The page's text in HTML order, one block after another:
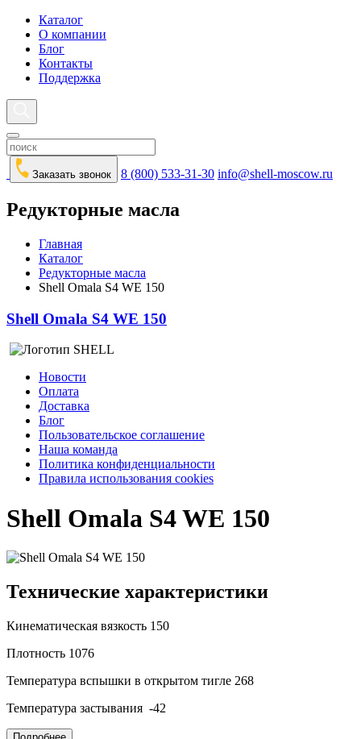
Каталог
О компании
Блог
Контакты
Поддержка
Заказать звонок 8 (800) 533-31-30 info@shell-moscow.ru
Редукторные масла
Главная
Каталог
Редукторные масла
Shell Omala S4 WE 150
Shell Omala S4 WE 150
Новости
Оплата
Доставка
Блог
Пользовательское соглашение
Наша команда
Политика конфиденциальности
Правила использования cookies
Shell Omala S4 WE 150
Технические характеристики
Кинематическая вязкость 150
Плотность 1076
Температура вспышки в открытом тигле 268
Температура застывания -42